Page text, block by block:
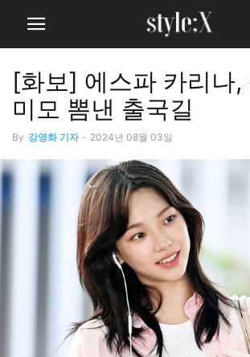
[화보] 에스파 카리나,
미모 뽐낸 출국길
By 강영화 기자 - 2024년 08월 03일